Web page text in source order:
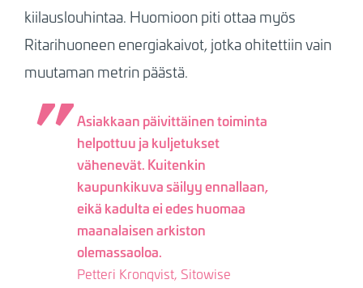
kiilauslouhintaa. Huomioon piti ottaa myös
Ritarihuoneen energiakaivot, jotka ohitettiin vain
muutaman metrin päästä.
Asiakkaan päivittäinen toiminta
helpottuu ja kuljetukset
vähenevät. Kuitenkin
kaupunkikuva säilyy ennallaan,
eikä kadulta ei edes huomaa
maanalaisen arkiston
olemassaoloa.
Petteri Kronqvist, Sitowise